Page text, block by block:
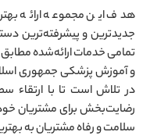
هدف این مجموعه ارائه
جدیدترین و پیشرفته‌ترین
و آموزش پزشکی جمهوری
در تلاش است تا با ارتقاء
رضایت‌بخش برای مشتریان
سلامت و رفاه مشتریان به